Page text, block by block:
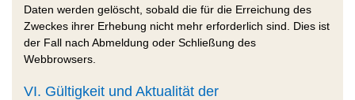
Daten werden gelöscht, sobald die für die Erreichung des
Zweckes ihrer Erhebung nicht mehr erforderlich sind. Dies ist
der Fall nach Abmeldung oder Schließung des
Webbrowsers.
VI. Gültigkeit und Aktualität der